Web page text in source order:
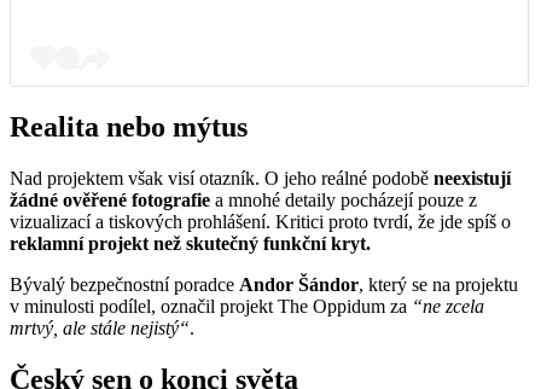
Realita nebo mýtus
Nad projektem však visí otazník. O jeho reálné podobě neexistují
žádné ověřené fotografie a mnohé detaily pocházejí pouze z
vizualizací a tiskových prohlášení. Kritici proto tvrdí, že jde spíš o
reklamní projekt než skutečný funkční kryt.
Bývalý bezpečnostní poradce Andor Šándor, který se na projektu
v minulosti podílel, označil projekt The Oppidum za “ne zcela
mrtvý, ale stále nejistý“.
Český sen o konci světa